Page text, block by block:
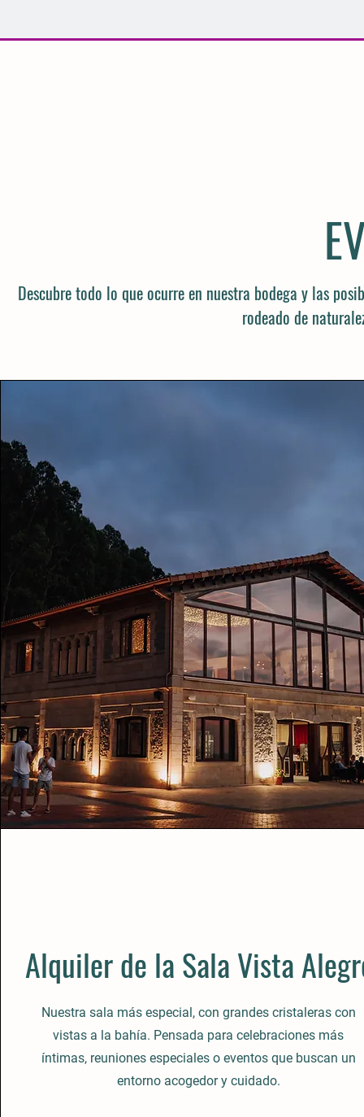
Descubre todo lo que ocurre en nuestra bodega y las
rodeado de
Alquiler de la Sala Vista
Nuestra sala más especial, con grandes cristaleras con
vistas a la bahía. Pensada para celebraciones más
íntimas, reuniones especiales o eventos que buscan un
entorno acogedor y cuidado.